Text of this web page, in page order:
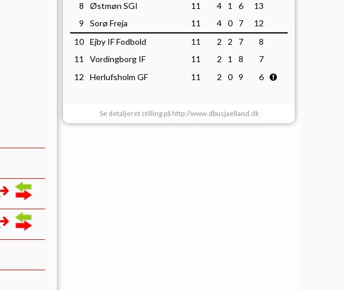
8
Østmøn SGI 11 4 1 6
13
9
Sorø Freja 11 4 0 7
12
10 Ejby IF Fodbold 11 2 2 7
8
11
Vordingborg IF 11 2 1 8
7
12
Herlufsholm GF 11 2 0 9 6
Se detaljeret stilling på http://www.dbusjaelland.dk